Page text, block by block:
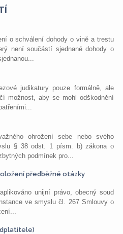
o schválení dohody o vině a trestu
není součástí sjednané dohody o
judikatury pouze formálně, ale
možnost, aby se mohl odškodnění
ohrožení sebe nebo svého
§ 38 odst. 1 písm. b) zákona o
podmínek pro...
předběžné otázky
unijní právo, obecný soud
ve smyslu čl. 267 Smlouvy o